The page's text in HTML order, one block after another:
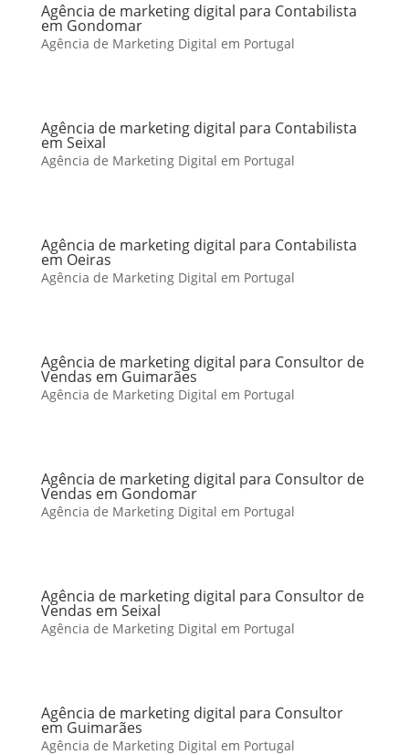
Agência de marketing digital para Contabilista
em Gondomar
Agência de Marketing Digital em Portugal
Agência de marketing digital para Contabilista
em Seixal
Agência de Marketing Digital em Portugal
Agência de marketing digital para Contabilista
em Oeiras
Agência de Marketing Digital em Portugal
Agência de marketing digital para Consultor de
Vendas em Guimarães
Agência de Marketing Digital em Portugal
Agência de marketing digital para Consultor de
Vendas em Gondomar
Agência de Marketing Digital em Portugal
Agência de marketing digital para Consultor de
Vendas em Seixal
Agência de Marketing Digital em Portugal
Agência de marketing digital para Consultor
em Guimarães
Agência de Marketing Digital em Portugal